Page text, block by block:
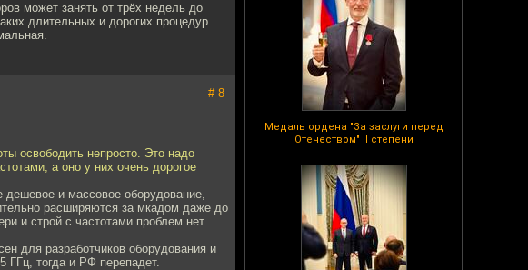
Медаль ордена "За заслуги перед
Отечеством" II степени
может занять от трёх недель до
длительных и дорогих процедур
# 8
освободить непросто. Это надо
а оно у них очень дорогое
дешевое и массовое оборудование,
расширяются за мкадом даже до
и строй с частотами проблем нет.
для разработчиков оборудования и
ГГц, тогда и РФ перепадет.